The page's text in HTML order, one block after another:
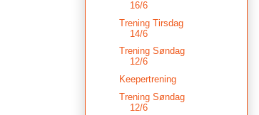
16/6
Trening Tirsdag
14/6
Trening Søndag
12/6
Keepertrening
Trening Søndag
12/6